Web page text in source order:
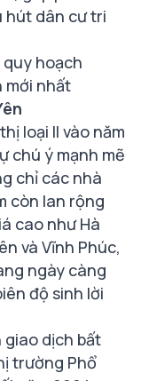
hút dân cư tri
quy hoạch
mới nhất
loại II vào năm
chú ý mạnh mẽ
chỉ các nhà
còn lan rộng
cao như Hà
và Vĩnh Phúc,
ngày càng
độ sinh lời
giao dịch bất
trường Phổ